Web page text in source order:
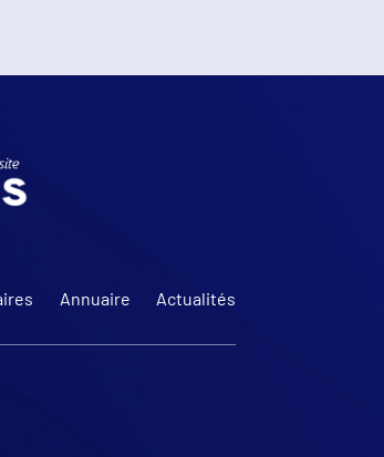
Annuaire Actualités